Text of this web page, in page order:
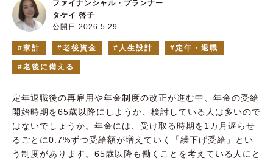
公開日 2026.5.29
ファイナンシャル・プランナー
タケイ 啓子
家計 老後資金 人生設計 定年・退職
老後に備える
定年退職後の再雇用や年金制度の改正が進む中、年金の受給
開始時期を65歳以降にしようか、検討している人は多いので
はないでしょうか。年金には、受け取る時期を1カ月遅らせ
るごとに0.7%ずつ受給額が増えていく「繰下げ受給」とい
う制度があります。65歳以降も働くことを考えている人にと